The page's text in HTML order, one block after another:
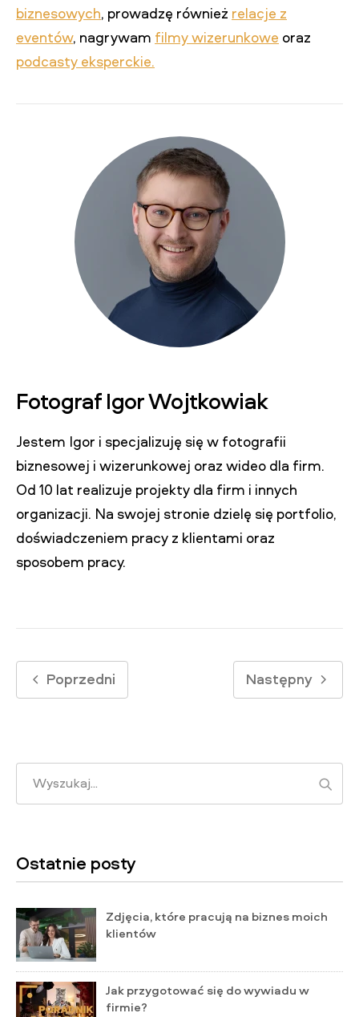
biznesowych, prowadzę również relacje z
eventów, nagrywam filmy wizerunkowe oraz
podcasty eksperckie.
Fotograf Igor Wojtkowiak
Jestem Igor i specjalizuję się w fotografii
biznesowej i wizerunkowej oraz wideo dla firm.
Od 10 lat realizuje projekty dla firm i innych
organizacji. Na swojej stronie dzielę się portfolio,
doświadczeniem pracy z klientami oraz
sposobem pracy.
Poprzedni Następny
Ostatnie posty
Zdjęcia, które pracują na biznes moich
klientów
Jak przygotować się do wywiadu w
firmie?